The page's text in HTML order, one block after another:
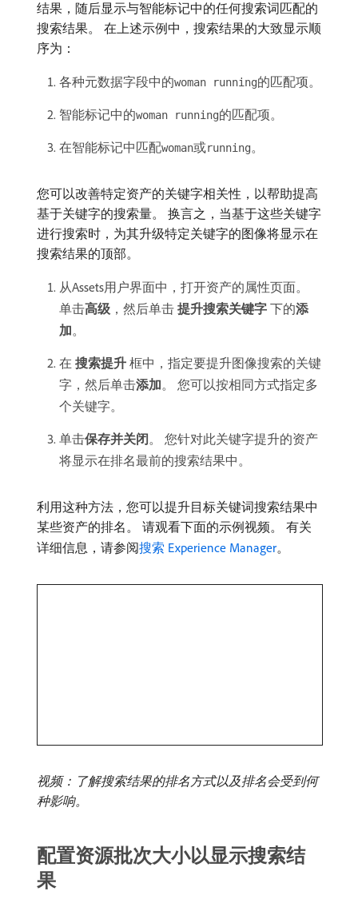
结果，随后显示与智能标记中的任何搜索词匹配的
搜索结果。 在上述示例中，搜索结果的大致显示顺
序为：
各种元数据字段中的woman running的匹配项。
智能标记中的woman running的匹配项。
在智能标记中匹配woman或running。
您可以改善特定资产的关键字相关性，以帮助提高
基于关键字的搜索量。 换言之，当基于这些关键字
进行搜索时，为其升级特定关键字的图像将显示在
搜索结果的顶部。
从Assets用户界面中，打开资产的属性页面。
单击​高级 ，然后单击​ 提升搜索关键字 ​下的​添
加。
在​ 搜索提升 ​框中，指定要提升图像搜索的关键
字，然后单击​添加。 您可以按相同方式指定多
个关键字。
单击​保存并关闭。 您针对此关键字提升的资产
将显示在排名最前的搜索结果中。
利用这种方法，您可以提升目标关键词搜索结果中
某些资产的排名。 请观看下面的示例视频。 有关
详细信息，请参阅搜索 Experience Manager。
视频：了解搜索结果的排名方式以及排名会受到何
种影响。
配置资源批次大小以显示搜索结
果